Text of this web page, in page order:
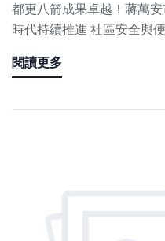
都更八箭成果卓越！蔣萬
時代持續推進 社區安全與
閱讀更多